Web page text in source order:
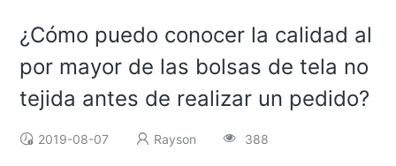
¿Cómo puedo conocer la calidad al
por mayor de las bolsas de tela no
tejida antes de realizar un pedido?
2019-08-07 Rayson 388